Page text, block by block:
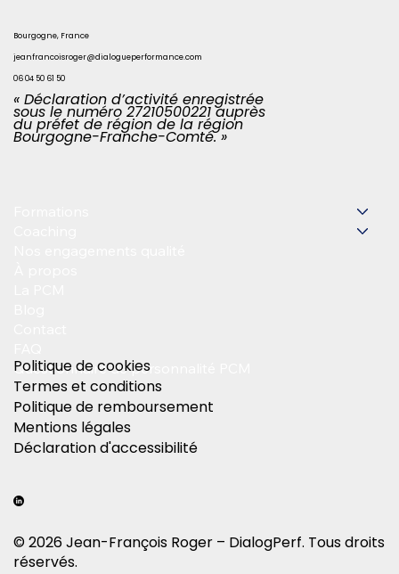
Bourgogne, France
jeanfrancoisroger@dialogueperformance.com
06 04 50 61 50
« Déclaration d’activité enregistrée
sous le numéro 27210500221 auprès
du préfet de région de la région
Bourgogne-Franche-Comté. »
Questionnaire de personnalité PCM
Politique de cookies
Termes et conditions
Politique de remboursement
Mentions légales
Déclaration d'accessibilité
© 2026 Jean-François Roger – DialogPerf. Tous droits
réservés.